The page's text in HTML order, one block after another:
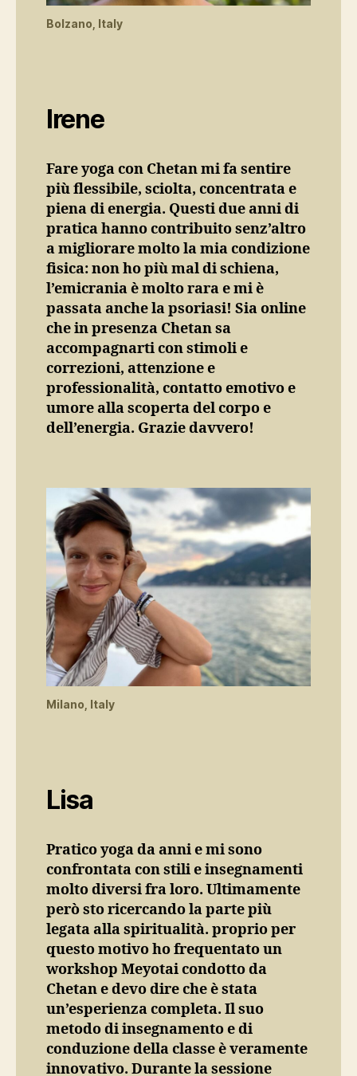
Bolzano, Italy
Irene
Fare yoga con Chetan mi fa sentire
più flessibile, sciolta, concentrata e
piena di energia. Questi due anni di
pratica hanno contribuito senz’altro
a migliorare molto la mia condizione
fisica: non ho più mal di schiena,
l’emicrania è molto rara e mi è
passata anche la psoriasi! Sia online
che in presenza Chetan sa
accompagnarti con stimoli e
correzioni, attenzione e
professionalità, contatto emotivo e
umore alla scoperta del corpo e
dell’energia. Grazie davvero!
Milano, Italy
Lisa
Pratico yoga da anni e mi sono
confrontata con stili e insegnamenti
molto diversi fra loro. Ultimamente
però sto ricercando la parte più
legata alla spiritualità. proprio per
questo motivo ho frequentato un
workshop Meyotai condotto da
Chetan e devo dire che è stata
un’esperienza completa. Il suo
metodo di insegnamento e di
conduzione della classe è veramente
innovativo. Durante la sessione